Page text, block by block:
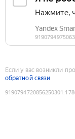
Если у вас возникли
обратной связи
9190794720856250301 :